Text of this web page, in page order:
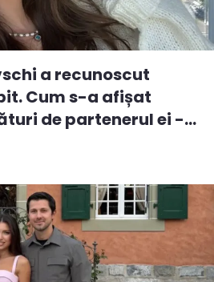
a recunoscut
Cum s-a afișat
de partenerul ei -